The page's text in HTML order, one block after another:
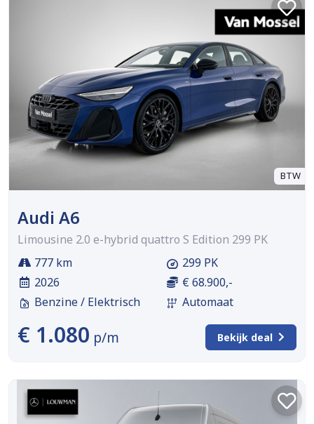
BTW
Audi A6
Limousine 2.0 e-hybrid quattro S Edition 299 PK
777 km
2026
Benzine / Elektrisch
299 PK
€ 68.900,-
Automaat
€ 1.080 p/m Bekijk deal